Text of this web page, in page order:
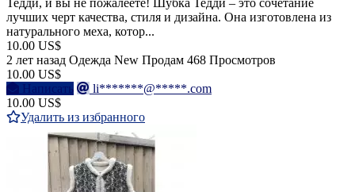
Тедди, и вы не пожалеете! Шубка Тедди – это сочетание
лучших черт качества, стиля и дизайна. Она изготовлена из
натурального меха, котор...
10.00 US$
2 лет назад Одежда New Продам 468 Просмотров
10.00 US$
Написать
li*******@*****.com
10.00 US$
Удалить из избранного